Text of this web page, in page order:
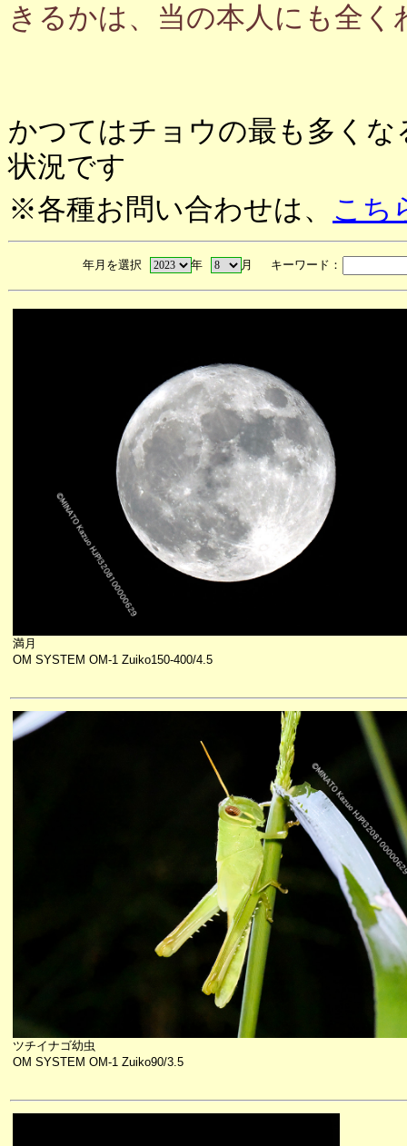
きるかは、当の本人にも全く
かつてはチョウの最も多く
状況です
※各種お問い合わせは、 こち
年月を選択 年 月 キーワード：
満月
OM SYSTEM OM-1 Zuiko150-400/4.5
ツチイナゴ幼虫
OM SYSTEM OM-1 Zuiko90/3.5